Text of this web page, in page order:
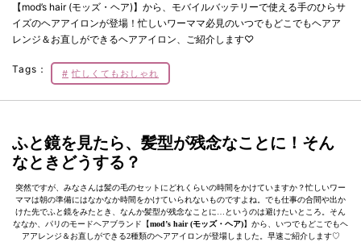
【mod’s hair (モッズ・ヘア)】から、モバイルバッテリーで使える手のひらサ
イズのヘアアイロンが登場！忙しいワーママ必見のいつでもどこでもヘアア
レンジ＆お直しができるヘアアイロン、ご紹介します♡
Tags： 忙しくてもおしゃれ
ふと鏡を見たら、髪型が残念なことに！そん
なときどうする？
突然ですが、みなさんは髪の毛のセットにどれくらいの時間をかけていますか？忙しいワー
ママは朝の準備にはなかなか時間をかけていられないものですよね。でも仕事の合間や出か
けた先でふと鏡をみたとき、なんか髪型が残念なことに…というのは避けたいところ。そん
ななか、パリのモードヘアブランド【mod’s hair (モッズ・ヘア)】から、いつでもどこでもヘ
アアレンジ＆お直しができる2種類のヘアアイロンが登場しました。早速ご紹介します♡